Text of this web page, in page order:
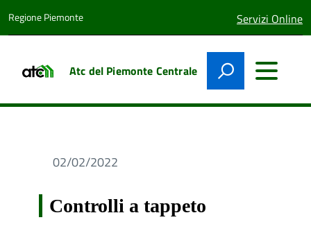
Regione Piemonte lingua
attiva:
Servizi Online
Atc del Piemonte Centrale
02/02/2022
Controlli a tappeto